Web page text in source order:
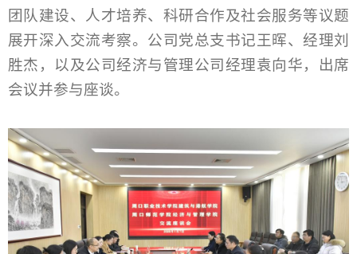
团队建设、人才培养、科研合作及社会服务等议题
展开深入交流考察。公司党总支书记王晖、经理刘
胜杰，以及公司经济与管理公司经理袁向华，出席
会议并参与座谈。